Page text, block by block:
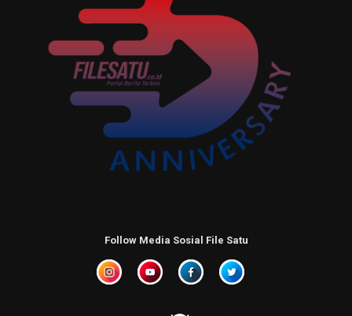
Follow Media Sosial File Satu